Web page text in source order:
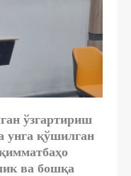
ўзгартириш
унга қўшилган
ва бошқа